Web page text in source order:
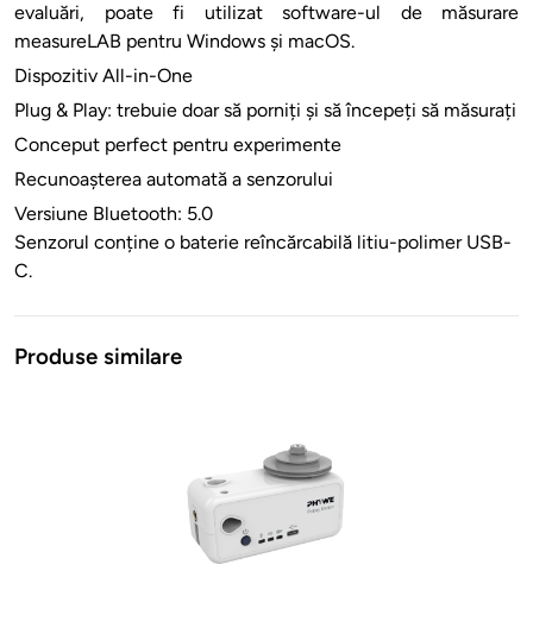
evaluări, poate fi utilizat software-ul de măsurare
measureLAB pentru Windows și macOS.
Dispozitiv All-in-One
Plug & Play: trebuie doar să porniți și să începeți să măsurați
Conceput perfect pentru experimente
Recunoașterea automată a senzorului
Versiune Bluetooth: 5.0
Senzorul conține o baterie reîncărcabilă litiu-polimer USB-
C.
Produse similare